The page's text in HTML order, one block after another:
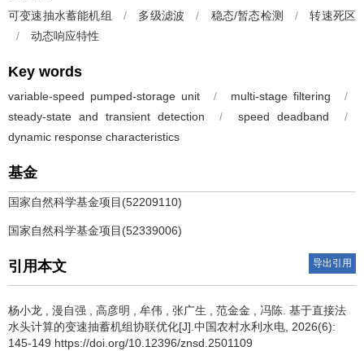
可变速抽水蓄能机组 / 多级滤波 / 稳态/暂态检测 /
转速死区
/
动态响应特性
Key words
variable-speed pumped-storage unit / multi-stage filtering
/
steady-state and transient detection
/ speed deadband
/
dynamic response characteristics
基金
国家自然科学基金项目(52209110)
国家自然科学基金项目(52339006)
引用本文 导出引用
杨小龙 漫自强 高彦明 牟伟 张广生 范金金 冯陈 基于直接法
水头计算的变速抽蓄机组协联优化[J].中国农村水利水电, 2026(6):
145-149 https://doi.org/10.12396/znsd.2501109